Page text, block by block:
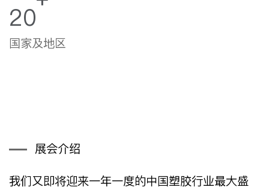
20
国家及地区
展会介绍
我们又即将迎来一年一度的中国塑胶行业最大盛